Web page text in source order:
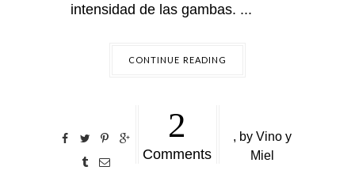
intensidad de las gambas. ...
CONTINUE READING
2
Comments
, by Vino y
Miel